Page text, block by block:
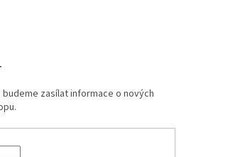
budeme zasílat informace o nových